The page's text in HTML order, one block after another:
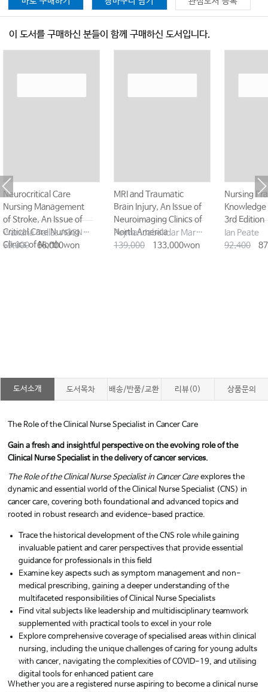
이 도서를 구매하신 분들이 함께 구매하신 도서입니다.
Neurocritical Care
Nursing Management
of Stroke, An Issue of
Critical Care Nursing
Clinics of North
Wandria Dallas AGCNS-BC
69,000
66,000won
MRI and Traumatic
Brain Injury, An Issue of
Neuroimaging Clinics of
North America
Pejman Jabehdar Maralani
139,000
133,000won
Nursing
Knowledge
3rd Edition
Ian Peate
92,400
도서소개 도서목차 배송/반품/교환 리뷰(0) 상품문의
The Role of the Clinical Nurse Specialist in Cancer Care
Gain a fresh and insightful perspective on the evolving role of the
Clinical Nurse Specialist in the delivery of cancer services.
The Role of the Clinical Nurse Specialist in Cancer Careexplores the
dynamic and essential world of the Clinical Nurse Specialist (CNS) in
cancer care, covering both foundational and advanced topics and
rooted in robust research and evidence-based practice.
Trace the historical development of the CNS role while gaining
invaluable patient and carer perspectives that provide essential
guidance for professionals in this field
Examine key aspects such as symptom management and non-
medical prescribing, gaining a deeper understanding of the
multifaceted responsibilities of Clinical Nurse Specialists
Find vital subjects like leadership and multidisciplinary teamwork
supplemented with practical tools to excel in your role
Explore comprehensive coverage of specialised areas within clinical
nursing, including the unique challenges of caring for young adults
with cancer, navigating the complexities of COVID-19, and utilising
digital tools for enhanced patient care
Whether you are a registered nurse aspiring to become a clinical nurse